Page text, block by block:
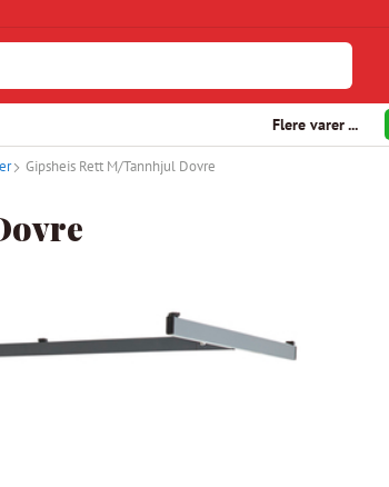
Flere varer ...
Gipsheis Rett M/Tannhjul Dovre